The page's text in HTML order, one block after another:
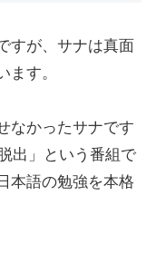
すが、サナは真面
ます。
なかったサナです
出」という番組で
本語の勉強を本格